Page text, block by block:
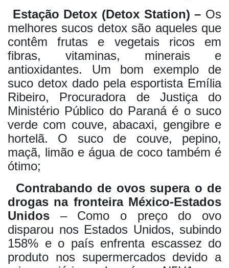
Estação Detox (Detox Station) – Os
melhores sucos detox são aqueles que
contêm frutas e vegetais ricos em
fibras, vitaminas, minerais e
antioxidantes. Um bom exemplo de
suco detox dado pela esportista Emília
Ribeiro, Procuradora de Justiça do
Ministério Público do Paraná é o suco
verde com couve, abacaxi, gengibre e
hortelã. O suco de couve, pepino,
maçã, limão e água de coco também é
ótimo;
Contrabando de ovos supera o de
drogas na fronteira México-Estados
Unidos – Como o preço do ovo
disparou nos Estados Unidos, subindo
158% e o país enfrenta escassez do
produto nos supermercados devido a